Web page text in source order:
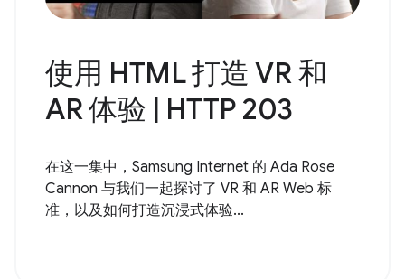
使用 HTML 打造 VR 和
AR 体验 | HTTP 203
在这一集中，Samsung Internet 的 Ada Rose
Cannon 与我们一起探讨了 VR 和 AR Web 标
准，以及如何打造沉浸式体验...